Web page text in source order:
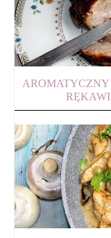
AROMATYCZNY